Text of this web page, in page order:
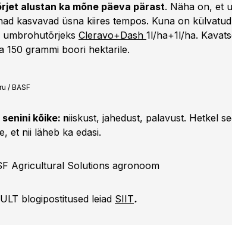
alustan ka mõne päeva pärast. Näha on, et
kasvavad üsna kiires tempos. Kuna on
umbrohutõrjeks Cleravo+Dash 1l/ha+1l/ha.
150 grammi boori hektarile.
/ BASF
kõike: niiskust, jahedust, palavust. Hetkel
et nii läheb ka edasi.
Agricultural Solutions agronoom
blogipostitused leiad SIIT.